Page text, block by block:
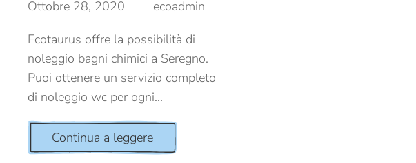
Ottobre 28, 2020
ecoadmin
Ecotaurus offre la possibilità di
noleggio bagni chimici a Seregno.
Puoi ottenere un servizio completo
di noleggio wc per ogni...
Continua a leggere